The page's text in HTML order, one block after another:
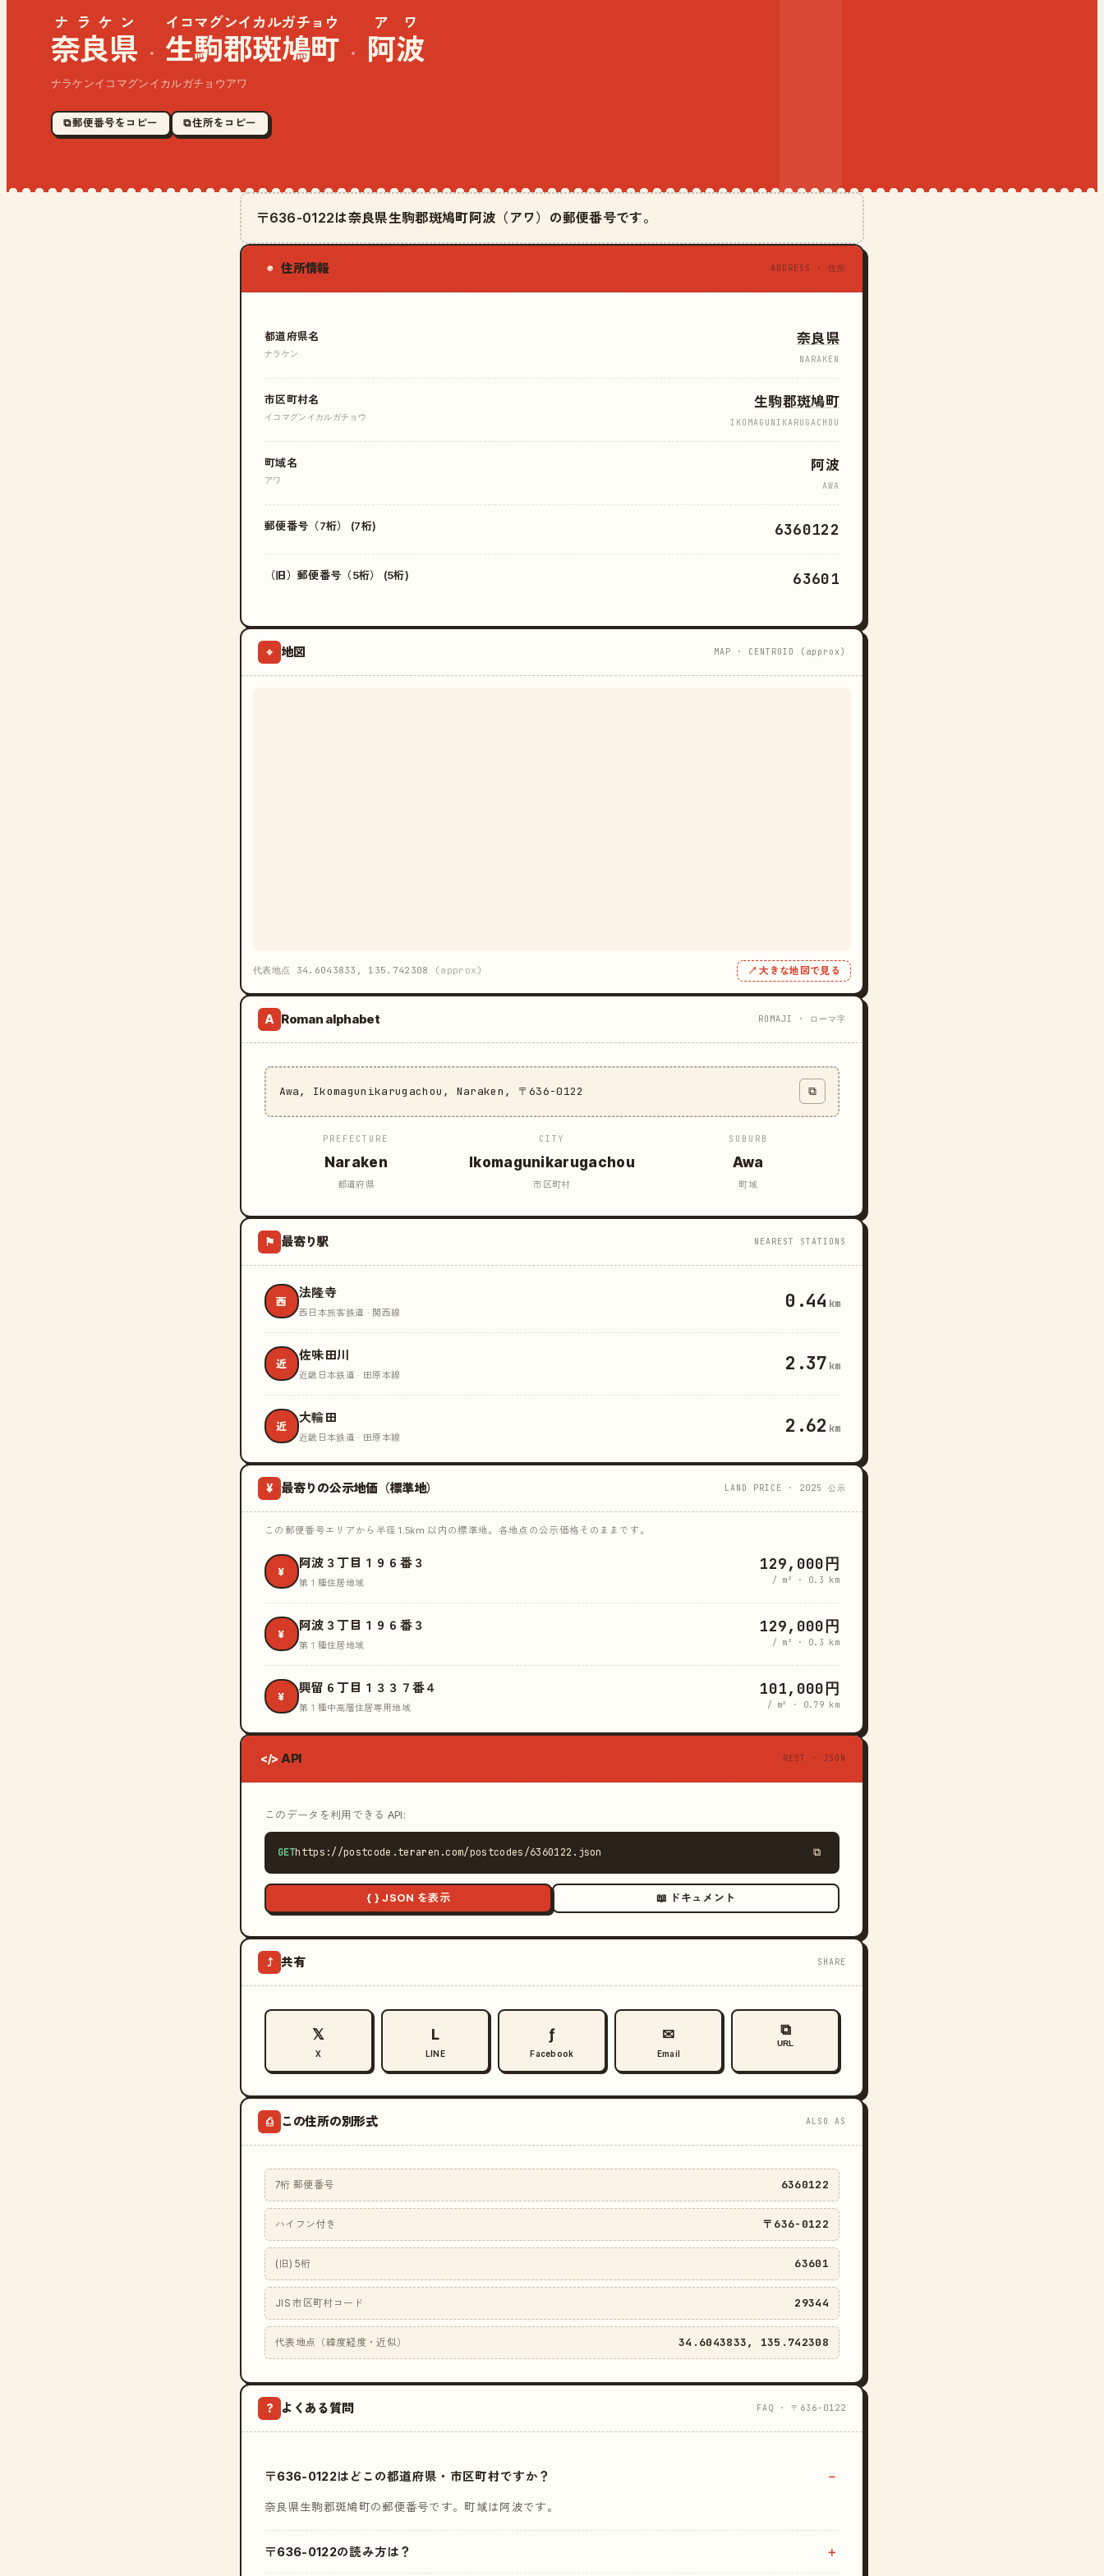
奈良県
ナラケン
· 生駒郡斑鳩町
イコマグンイカルガチョウ
· 阿波
アワ
ナラケンイコマグンイカルガチョウアワ
⧉ 郵便番号をコピー ⧉ 住所をコピー
〒636-0122は奈良県生駒郡斑鳩町阿波（アワ）の郵便番号です。
◉ 住所情報 ADDRESS · 住所
都道府県名
ナラケン
奈良県
NARAKEN
市区町村名
イコマグンイカルガチョウ
生駒郡斑鳩町
IKOMAGUNIKARUGACHOU
町域名
アワ
阿波
AWA
郵便番号（7桁） (7桁) 6360122
（旧）郵便番号（5桁） (5桁) 63601
⌖ 地図 MAP · CENTROID (approx)
代表地点 34.6043833, 135.742308 (approx) ↗ 大きな地図で見る
A Roman alphabet ROMAJI · ローマ字
Awa, Ikomagunikarugachou, Naraken, 〒636-0122 ⧉
PREFECTURE
Naraken
都道府県
CITY
Ikomagunikarugachou
市区町村
SUBURB
Awa
町域
⚑ 最寄り駅 NEAREST STATIONS
西
法隆寺
西日本旅客鉄道 · 関西線 0.44 km
近
佐味田川
近畿日本鉄道 · 田原本線 2.37 km
近
大輪田
近畿日本鉄道 · 田原本線 2.62 km
¥ 最寄りの公示地価（標準地） LAND PRICE · 2025 公示
この郵便番号エリアから半径 1.5km 以内の標準地。各地点の公示価格そのままです。
¥
阿波３丁目１９６番３
第１種住居地域
129,000円
/ m² · 0.3 km
¥
阿波３丁目１９６番３
第１種住居地域
129,000円
/ m² · 0.3 km
¥
興留６丁目１３３７番４
第１種中高層住居専用地域
101,000円
/ m² · 0.79 km
</> API REST · JSON
このデータを利用できる API:
GEThttps://postcode.teraren.com/postcodes/6360122.json ⧉
{ } JSON を表示 📖 ドキュメント
⤴ 共有 SHARE
𝕏
X
L
LINE
ƒ
Facebook
✉
Email
⧉
URL
⎙ この住所の別形式 ALSO AS
7桁 郵便番号 6360122
ハイフン付き 〒636-0122
(旧) 5桁 63601
JIS 市区町村コード 29344
代表地点（緯度経度・近似） 34.6043833, 135.742308
? よくある質問 FAQ · 〒636-0122
〒636-0122はどこの都道府県・市区町村ですか？
奈良県生駒郡斑鳩町の郵便番号です。町域は阿波です。
〒636-0122の読み方は？